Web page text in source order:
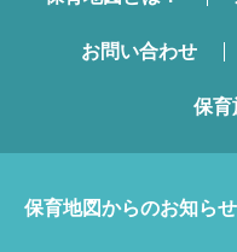
お問い合わせ
保育
保育地図からのお知らせ